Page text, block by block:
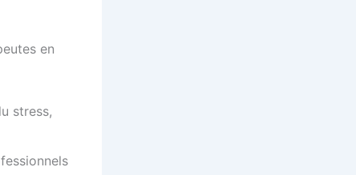
en
stress,